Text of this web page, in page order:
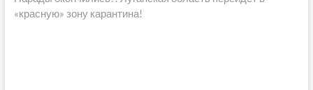
«красную» зону карантина!